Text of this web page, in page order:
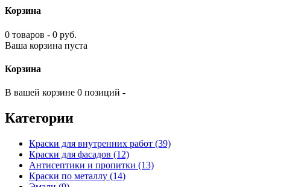
Корзина
0 товаров - 0 руб.
Ваша корзина пуста
Корзина
В вашей корзине 0 позиций -
Категории
Краски для внутренних работ (39)
Краски для фасадов (12)
Антисептики и пропитки (13)
Краски по металлу (14)